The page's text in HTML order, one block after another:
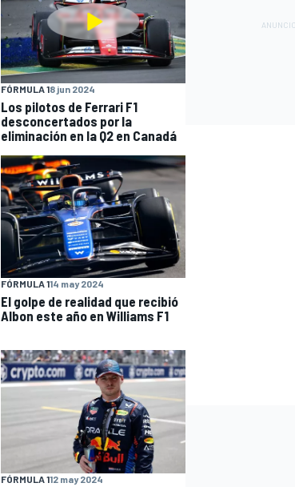
FÓRMULA 18 jun 2024
Los pilotos de Ferrari F1
desconcertados por la
eliminación en la Q2 en Canadá
FÓRMULA 114 may 2024
El golpe de realidad que recibió
Albon este año en Williams F1
FÓRMULA 112 may 2024